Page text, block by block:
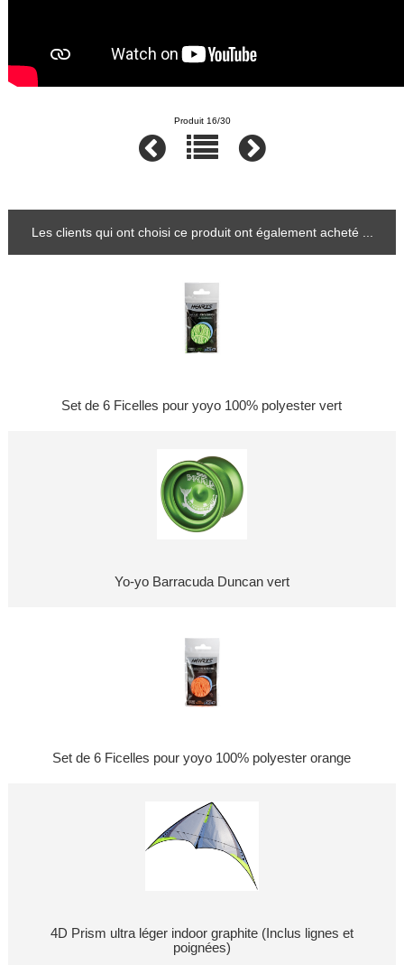
Produit 16/30
Les clients qui ont choisi ce produit ont également acheté ...
Set de 6 Ficelles pour yoyo 100% polyester vert
Yo-yo Barracuda Duncan vert
Set de 6 Ficelles pour yoyo 100% polyester orange
4D Prism ultra léger indoor graphite (Inclus lignes et
poignées)